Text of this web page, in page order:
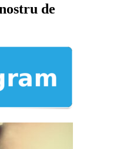
de